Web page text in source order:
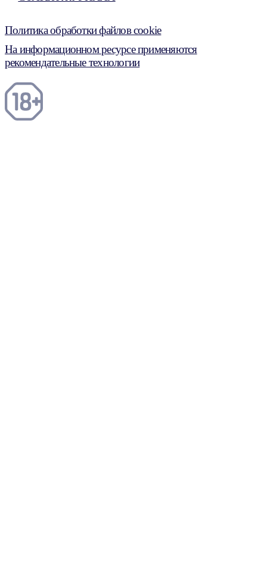
Политика обработки файлов cookie
На информационном ресурсе применяются
рекомендательные технологии